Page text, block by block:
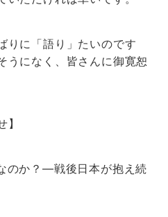
りに「語り」たいのです
うになく、皆さんに御寛恕
のか？―戦後日本が抱え続